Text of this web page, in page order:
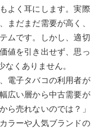
よく耳にします。実際
まだまだ需要が高く、
ムです。しかし、適切
値を引き出せず、思っ
くありません。
電子タバコの利用者が
広い層から中古需要が
ら売れないのでは？」
ラーや人気ブランドの